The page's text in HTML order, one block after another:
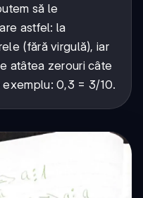
să le
astfel: la
(fără virgulă), iar
atâtea zerouri câte
0,3 = 3/10.